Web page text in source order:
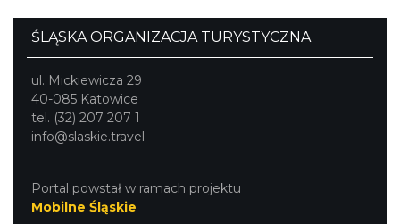
2026-09-12
4.06 km
LOVE SONGS-historie miłosne zapisane w
muzyce
ŚLĄSKA ORGANIZACJA TURYSTYCZNA
ul. Mickiewicza 29
40-085 Katowice
tel. (32) 207 207 1
info@slaskie.travel
Portal powstał w ramach projektu
Mobilne Śląskie